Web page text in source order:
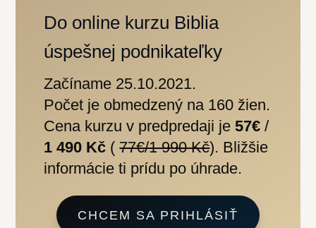
Do online kurzu Biblia
úspešnej podnikateľky
Začíname 25.10.2021.
Počet je obmedzený na 160 žien.
Cena kurzu v predpredaji je57€ /
1 490 Kč (77€/1 990 Kč). Bližšie
informácie ti prídu po úhrade.
CHCEM SA PRIHLÁSIŤ